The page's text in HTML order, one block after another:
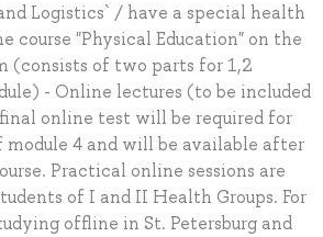
Logistics` / have a special health
course "Physical Education" on the
(consists of two parts for 1,2
- Online lectures (to be included
online test will be required for
4 and will be available after
Practical online sessions are
of I and II Health Groups. For
offline in St. Petersburg and